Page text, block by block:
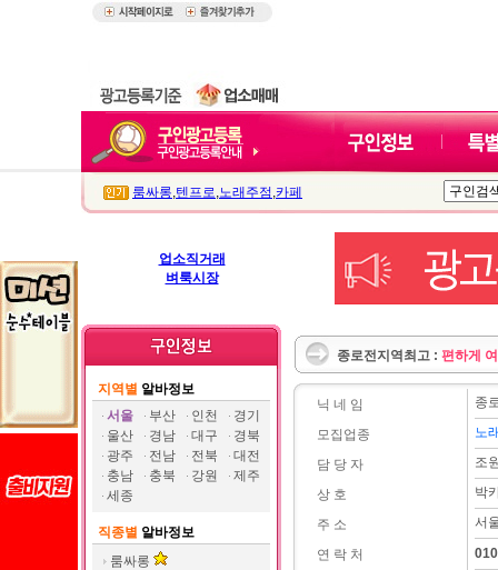
룸싸롱,텐프로,노래주점 ,카페
업소직거래
벼룩시장
지역별 알바정보
서울
부산 인천
경기
울산
경남 대구
경북
광주
전남 전북
대전
충남
충북 강원
제주
세종
직종별 알바정보
룸싸롱
종로전지역최고 : 편하게
닉 네 임
모집업종
담 당 자
상 호
주 소
연 락 처
종
노
조
박
서